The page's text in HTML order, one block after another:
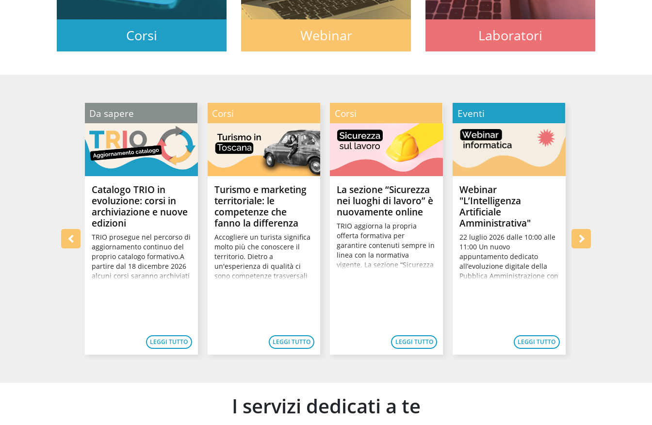
Corsi Webinar Laboratori
dei requisiti
Da sapere
Catalogo TRIO in
evoluzione: corsi in
archiviazione e nuove
edizioni
TRIO prosegue nel percorso di
aggiornamento continuo del
proprio catalogo formativo.A
partire dal 18 dicembre 2026
alcuni corsi saranno archiviati
LEGGI TUTTO
Corsi
Turismo e marketing
territoriale: le
competenze che
fanno la differenza
Accogliere un turista significa
molto più che conoscere il
territorio. Dietro a
un'esperienza di qualità ci
sono competenze trasversali
LEGGI TUTTO
Corsi
La sezione “Sicurezza
nei luoghi di lavoro” è
nuovamente online
TRIO aggiorna la propria
offerta formativa per
garantire contenuti sempre in
linea con la normativa
vigente. La sezione “Sicurezza
LEGGI TUTTO
Eventi
Webinar
"L’Intelligenza
Artificiale
Amministrativa"
22 luglio 2026 dalle 10:00 alle
11:00 Un nuovo
appuntamento dedicato
all’evoluzione digitale della
Pubblica Amministrazione con
LEGGI TUTTO
è ora ancora più
disponibile la nuova
I servizi dedicati a te